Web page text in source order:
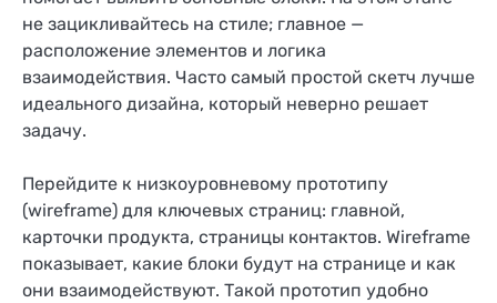
не зацикливайтесь на стиле; главное —
расположение элементов и логика
взаимодействия. Часто самый простой скетч лучше
идеального дизайна, который неверно решает
задачу.
Перейдите к низкоуровневому прототипу
(wireframe) для ключевых страниц: главной,
карточки продукта, страницы контактов. Wireframe
показывает, какие блоки будут на странице и как
они взаимодействуют. Такой прототип удобно